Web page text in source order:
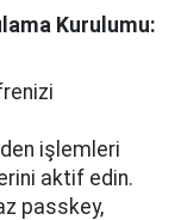
Kurulumu:
işlemleri
aktif edin.
passkey,